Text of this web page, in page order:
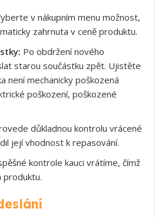
v nákupním menu možnost,
zahrnuta v ceně produktu.
Po obdržení nového
starou součástku zpět. Ujistěte
není mechanicky poškozená
poškození, poškozené
důkladnou kontrolu vrácené
její vhodnost k repasování.
kontrole kauci vrátíme, čímž
produktu.